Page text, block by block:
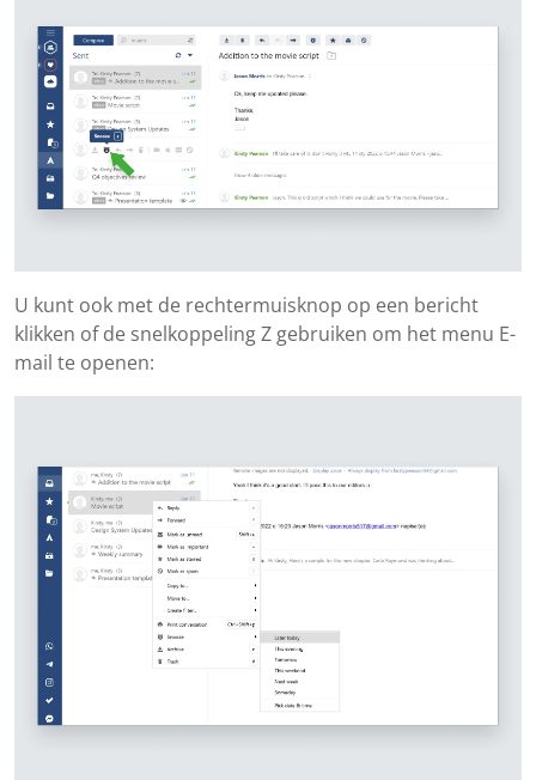
U kunt ook met de rechtermuisknop op een bericht
klikken of de snelkoppeling Z gebruiken om het menu E-
mail te openen: